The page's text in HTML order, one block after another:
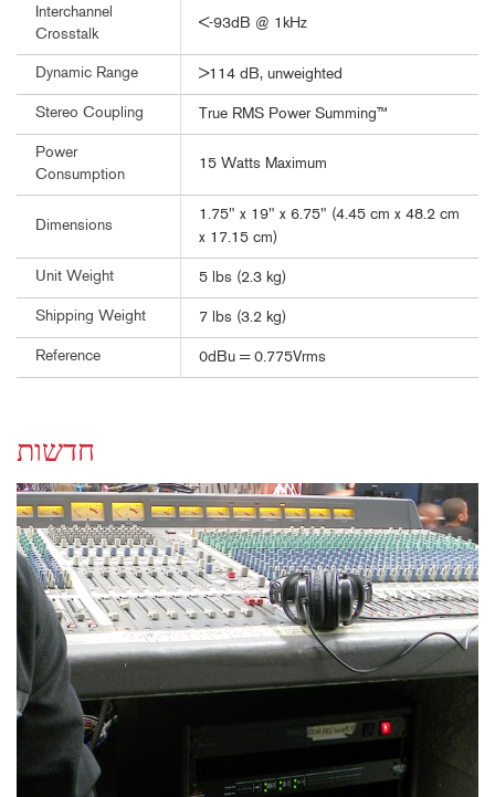
Interchannel
Crosstalk
<-93dB @ 1kHz
Dynamic Range >114 dB, unweighted
Stereo Coupling True RMS Power Summing™
Power
Consumption
15 Watts Maximum
Dimensions
1.75" x 19" x 6.75" (4.45 cm x 48.2 cm
x 17.15 cm)
Unit Weight 5 lbs (2.3 kg)
Shipping Weight 7 lbs (3.2 kg)
Reference 0dBu = 0.775Vrms
חדשות